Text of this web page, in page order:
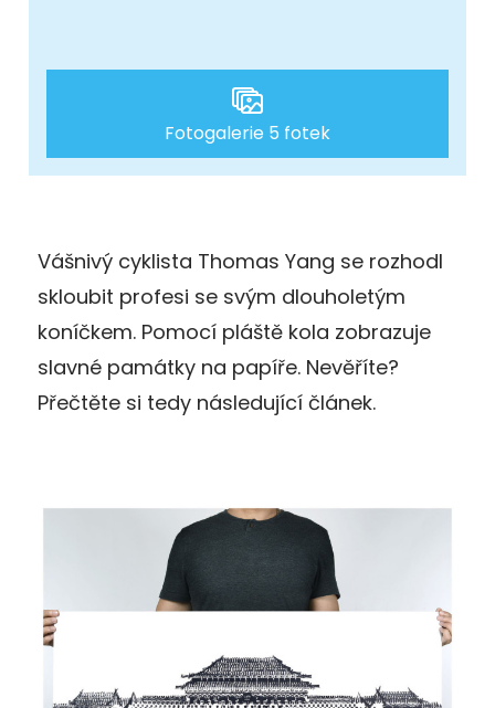
Fotogalerie 5 fotek
Vášnivý cyklista Thomas Yang se rozhodl
skloubit profesi se svým dlouholetým
koníčkem. Pomocí pláště kola zobrazuje
slavné památky na papíře. Nevěříte?
Přečtěte si tedy následující článek.